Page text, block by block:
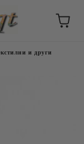
и други